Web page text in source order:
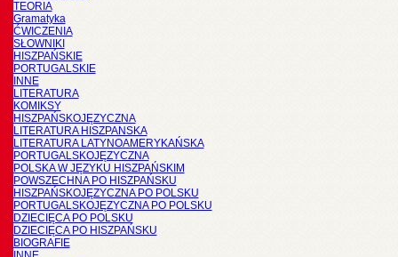
TEORIA
Gramatyka
ĆWICZENIA
SŁOWNIKI
HISZPAŃSKIE
PORTUGALSKIE
INNE
LITERATURA
KOMIKSY
HISZPAŃSKOJĘZYCZNA
LITERATURA HISZPANSKA
LITERATURA LATYNOAMERYKAŃSKA
PORTUGALSKOJĘZYCZNA
POLSKA W JĘZYKU HISZPAŃSKIM
POWSZECHNA PO HISZPAŃSKU
HISZPAŃSKOJĘZYCZNA PO POLSKU
PORTUGALSKOJĘZYCZNA PO POLSKU
DZIECIĘCA PO POLSKU
DZIECIĘCA PO HISZPAŃSKU
BIOGRAFIE